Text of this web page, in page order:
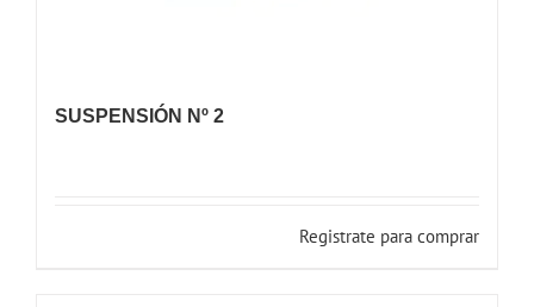
SUSPENSIÓN Nº 2
Registrate para comprar